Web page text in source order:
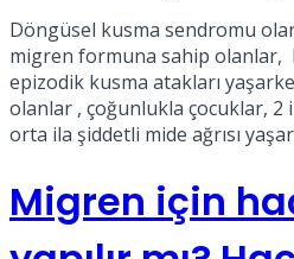
Döngüsel kusma sendromu
migren formuna sahip olanlar,
epizodik kusma atakları
olanlar , çoğunlukla çocuklar, 2
orta ila şiddetli mide ağrısı
Migren için